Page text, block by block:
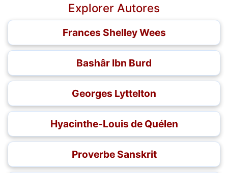
Explorer Autores
Frances Shelley Wees
Bashâr Ibn Burd
Georges Lyttelton
Hyacinthe-Louis de Quélen
Proverbe Sanskrit